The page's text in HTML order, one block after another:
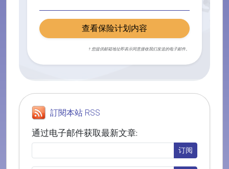
查看保险计划内容
† 您提供邮箱地址即表示同意接收我们发送的电子邮件。
訂閱本站 RSS
通过电子邮件获取最新文章: